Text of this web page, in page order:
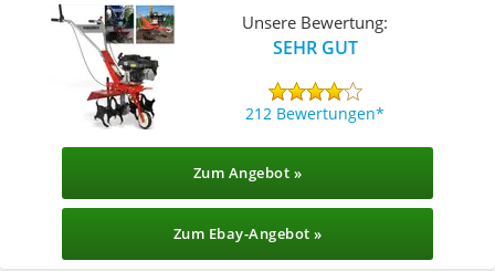
Unsere Bewertung:
SEHR GUT
212 Bewertungen
Zum Angebot »
Zum Ebay-Angebot »